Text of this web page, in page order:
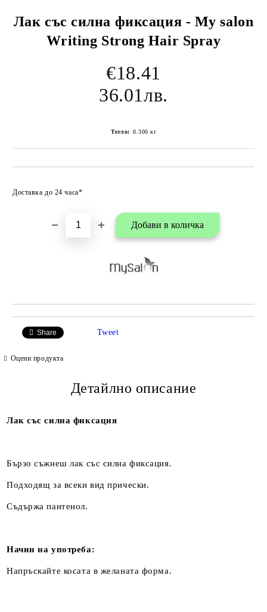
Лак със силна фиксация - My salon
Writing Strong Hair Spray
€18.41
36.01лв.
Тегло: 0.300 кг
Доставка до 24 часа*
Share Tweet
Оцени продукта
Детайлно описание
Лак със силна фиксация
Бързо съжнеш лак със силна фиксация.
Подходящ за всеки вид прически.
Съдържа пантенол.
Начин на употреба:
Напръскайте косата в желаната форма.